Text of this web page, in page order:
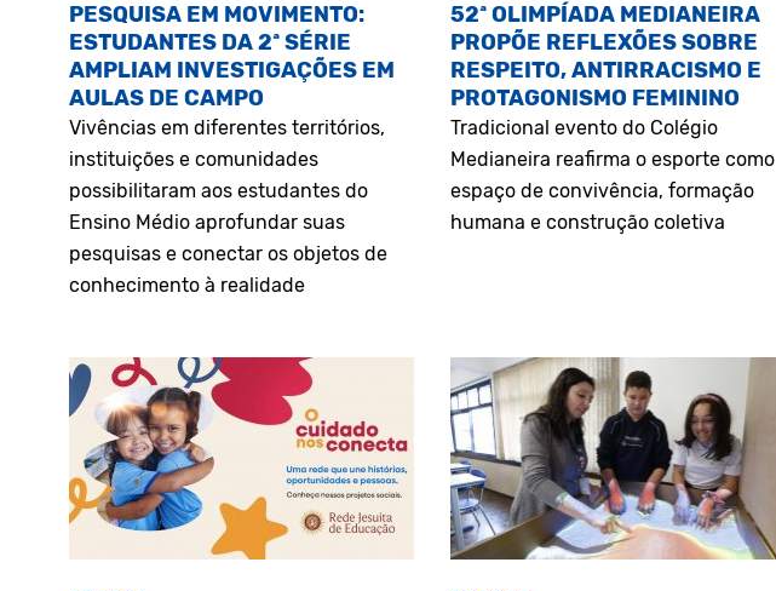
PESQUISA EM MOVIMENTO:
ESTUDANTES DA 2ª SÉRIE
AMPLIAM INVESTIGAÇÕES EM
AULAS DE CAMPO
Vivências em diferentes territórios,
instituições e comunidades
possibilitaram aos estudantes do
Ensino Médio aprofundar suas
pesquisas e conectar os objetos de
conhecimento à realidade
52ª OLIMPÍADA MEDIANEIRA
PROPÕE REFLEXÕES SOBRE
RESPEITO, ANTIRRACISMO E
PROTAGONISMO FEMININO
Tradicional evento do Colégio
Medianeira reafirma o esporte como
espaço de convivência, formação
humana e construção coletiva